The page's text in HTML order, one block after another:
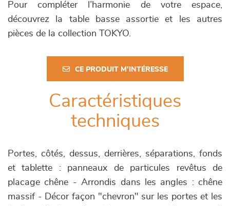
Pour compléter l’harmonie de votre espace,
découvrez la table basse assortie et les autres
pièces de la collection TOKYO.
CE PRODUIT M'INTÉRESSE
Caractéristiques
techniques
Portes, côtés, dessus, derrières, séparations, fonds
et tablette : panneaux de particules revêtus de
placage chêne - Arrondis dans les angles : chêne
massif - Décor façon "chevron" sur les portes et les